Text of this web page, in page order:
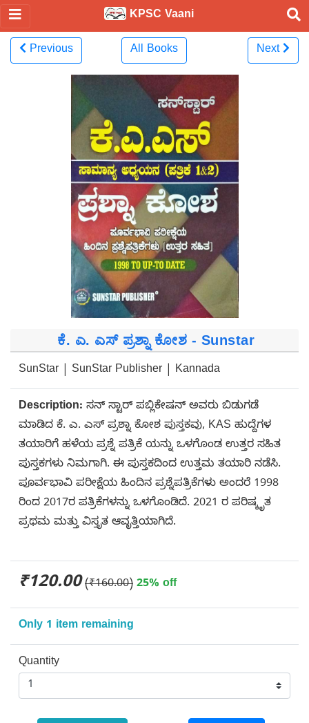
KPSC Vaani
Previous All Books Next
ಕೆ. ಎ. ಎಸ್ ಪ್ರಶ್ನಾ ಕೋಶ - Sunstar
SunStar | SunStar Publisher | Kannada
Description: ಸನ್ ಸ್ಟಾರ್ ಪಬ್ಲಿಕೇಷನ್ ಅವರು ಬಿಡುಗಡೆ
ಮಾಡಿದ ಕೆ. ಎ. ಎಸ್ ಪ್ರಶ್ನಾ ಕೋಶ ಪುಸ್ತಕವು, KAS ಹುದ್ದೆಗಳ
ತಯಾರಿಗೆ ಹಳೆಯ ಪ್ರಶ್ನೆ ಪತ್ರಿಕೆ ಯನ್ನು ಒಳಗೊಂಡ ಉತ್ತರ ಸಹಿತ
ಪುಸ್ತಕಗಳು ನಿಮಗಾಗಿ. ಈ ಪುಸ್ತಕದಿಂದ ಉತ್ತಮ ತಯಾರಿ ನಡೆಸಿ.
ಪೂರ್ವಭಾವಿ ಪರೀಕ್ಷೆಯ ಹಿಂದಿನ ಪ್ರಶ್ನೆಪತ್ರಿಕೆಗಳು ಅಂದರೆ 1998
ರಿಂದ 2017ರ ಪತ್ರಿಕೆಗಳನ್ನು ಒಳಗೊಂಡಿದೆ. 2021 ರ ಪರಿಷ್ಕೃತ
ಪ್ರಥಮ ಮತ್ತು ವಿಸ್ತೃತ ಆವೃತ್ತಿಯಾಗಿದೆ.
₹120.00 (₹160.00) 25% off
Only 1 item remaining
Quantity